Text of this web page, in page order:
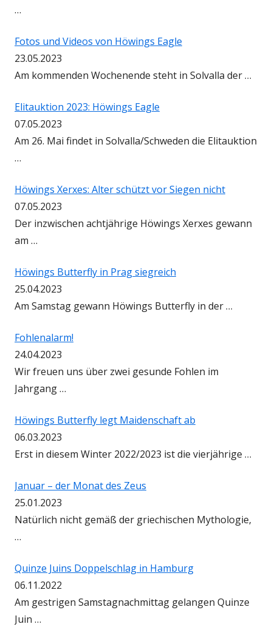
…
Fotos und Videos von Höwings Eagle
23.05.2023
Am kommenden Wochenende steht in Solvalla der …
Elitauktion 2023: Höwings Eagle
07.05.2023
Am 26. Mai findet in Solvalla/Schweden die Elitauktion
…
Höwings Xerxes: Alter schützt vor Siegen nicht
07.05.2023
Der inzwischen achtjährige Höwings Xerxes gewann
am …
Höwings Butterfly in Prag siegreich
25.04.2023
Am Samstag gewann Höwings Butterfly in der …
Fohlenalarm!
24.04.2023
Wir freuen uns über zwei gesunde Fohlen im
Jahrgang …
Höwings Butterfly legt Maidenschaft ab
06.03.2023
Erst in diesem Winter 2022/2023 ist die vierjährige …
Januar – der Monat des Zeus
25.01.2023
Natürlich nicht gemäß der griechischen Mythologie,
…
Quinze Juins Doppelschlag in Hamburg
06.11.2022
Am gestrigen Samstagnachmittag gelangen Quinze
Juin …